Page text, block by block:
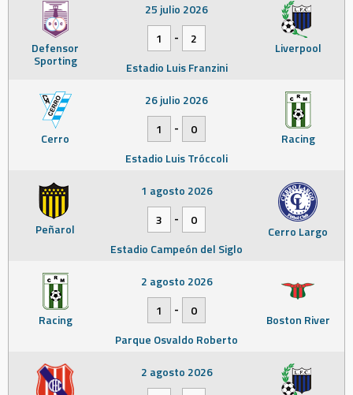
Defensor
Sporting
Liverpool
25 julio 2026
1
-
2
Estadio Luis Franzini
Cerro Racing
26 julio 2026
1
-
0
Estadio Luis Tróccoli
Peñarol Cerro Largo
1 agosto 2026
3
-
0
Estadio Campeón del Siglo
Racing Boston River
2 agosto 2026
1
-
0
Parque Osvaldo Roberto
2 agosto 2026